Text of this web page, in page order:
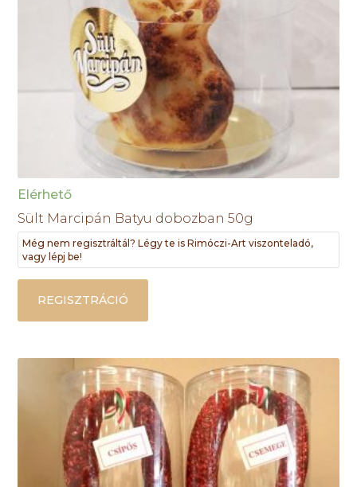
Elérhető
Sült Marcipán Batyu dobozban 50g
Még nem regisztráltál? Légy te is Rimóczi-Art viszonteladó,
vagy lépj be!
REGISZTRÁCIÓ